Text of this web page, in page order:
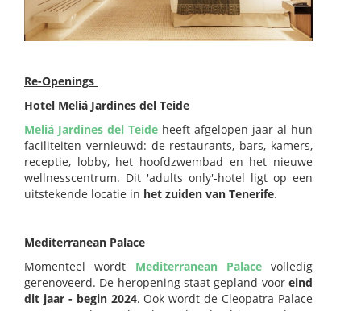
Re-Openings
Hotel Meliá Jardines del Teide
Meliá Jardines del Teide heeft afgelopen jaar al hun
faciliteiten vernieuwd: de restaurants, bars, kamers,
receptie, lobby, het hoofdzwembad en het nieuwe
wellnesscentrum. Dit 'adults only'-hotel ligt op een
uitstekende locatie in het zuiden van Tenerife.
Mediterranean Palace
Momenteel wordt Mediterranean Palacevolledig
gerenoveerd. De heropening staat gepland voor eind
dit jaar - begin 2024. Ook wordt de Cleopatra Palace